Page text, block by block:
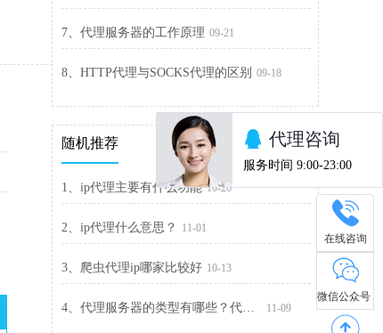
7、代理服务器的工作原理 09-21
8、HTTP代理与SOCKS代理的区别 09-18
随机推荐
1、ip代理主要有什么功能 10-26
2、ip代理什么意思？ 11-01
3、爬虫代理ip哪家比较好 10-13
4、代理服务器的类型有哪些？代理服务器类型汇总 11-09
在线咨询
微信公众号